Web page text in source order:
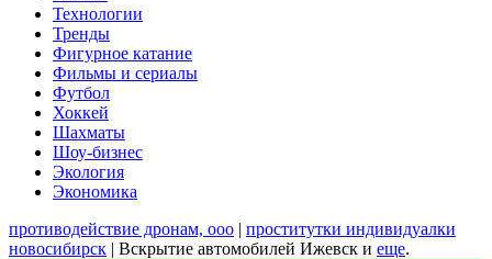
Технологии
Тренды
Фигурное катание
Фильмы и сериалы
Футбол
Хоккей
Шахматы
Шоу-бизнес
Экология
Экономика
противодействие дронам, ооо | проститутки индивидуалки
новосибирск | Вскрытие автомобилей Ижевск и еще.